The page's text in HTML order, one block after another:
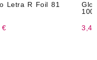
Letra R Foil 81
€
100